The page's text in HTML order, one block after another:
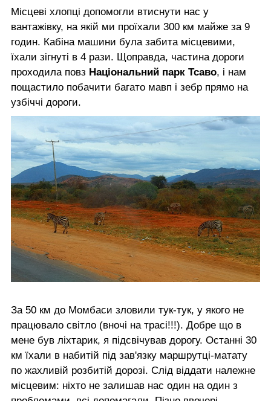
Місцеві хлопці допомогли втиснути нас у
вантажівку, на якій ми проїхали 300 км майже за 9
годин. Кабіна машини була забита місцевими,
їхали зігнуті в 4 рази. Щоправда, частина дороги
проходила повз Національний парк Тсаво, і нам
пощастило побачити багато мавп і зебр прямо на
узбіччі дороги.
За 50 км до Момбаси зловили тук-тук, у якого не
працювало світло (вночі на трасі!!!). Добре що в
мене був ліхтарик, я підсвічував дорогу. Останні 30
км їхали в набитій під зав'язку маршрутці-матату
по жахливій розбитій дорозі. Слід віддати належне
місцевим: ніхто не залишав нас один на один з